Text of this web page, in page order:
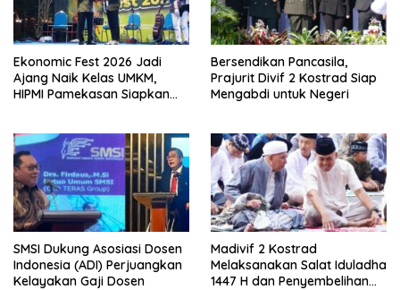
Ekonomic Fest 2026 Jadi
Ajang Naik Kelas UMKM,
HIPMI Pamekasan Siapkan
Bersendikan Pancasila,
Prajurit Divif 2 Kostrad Siap
Mengabdi untuk Negeri
SMSI Dukung Asosiasi Dosen
Indonesia (ADI) Perjuangkan
Kelayakan Gaji Dosen
Madivif 2 Kostrad
Melaksanakan Salat Iduladha
1447 H dan Penyembelihan